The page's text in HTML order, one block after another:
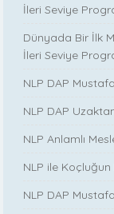
İleri Seviye
Dünyada Bir İlk
İleri Seviye
NLP DAP
NLP DAP
NLP Anlamlı
NLP ile Koçluğun
NLP DAP